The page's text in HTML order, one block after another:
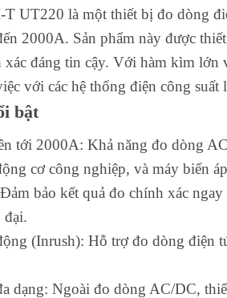
UT220 là một thiết bị đo dòng
2000A. Sản phẩm này được
xác đáng tin cậy. Với hàm kìm
với các hệ thống điện công suất
bật
tới 2000A: Khả năng đo dòng
cơ công nghiệp, và máy biến
bảo kết quả đo chính xác
đại.
(Inrush): Hỗ trợ đo dòng điện
dạng: Ngoài đo dòng AC/DC,